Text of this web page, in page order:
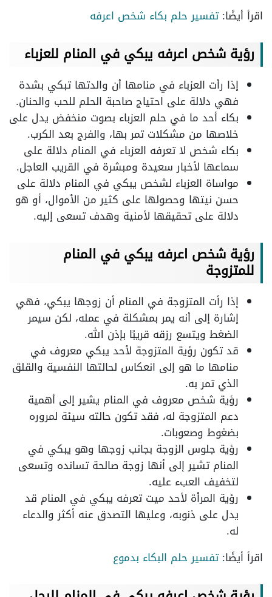
اقرأ أيضًا:تفسير حلم بكاء شخص اعرفه
رؤية شخص اعرفه يبكي في المنام للعزباء
إذا رأت العزباء في منامها أن والدتها تبكي بشدة
فهي دلالة على احتياج صاحبة الحلم للحب والحنان.
بكاء أحد ما في حلم العزباء بصوت منخفض يدل على
خلاصها من مشكلات تمر بها، والفرج بعد الكرب.
بكاء شخص لا تعرفه العزباء في المنام دلالة على
سماعها لأخبار سعيدة ومبشرة في القريب العاجل.
مواساة العزباء لشخص يبكي في المنام دلالة على
حسن نيتها وحصولها على كثير من الأموال، أو هو
دلالة على تحقيقها لأمنية وهدف تسعى إليه.
رؤية شخص اعرفه يبكي في المنام
للمتزوجة
إذا رأت المتزوجة في المنام أن زوجها يبكي، فهي
إشارة إلى أنه يمر بمشكلة في عمله، لكن سيمر
الضغط ويتسع رزقه قريبًا بإذن الله.
قد تكون رؤية المتزوجة لأحد يبكي معروف في
منامها ما هو إلى انعكاس لحالتها النفسية والقلق
الذي تمر به.
رؤية شخص معروف في المنام يشير إلى أهمية
دعم المتزوجة له، فقد تكون حالته سيئة لمروره
بضغوط وصعوبات.
رؤية جلوس الزوجة بجانب زوجها وهو يبكي في
المنام تشير إلى أنها زوجة صالحة تسانده وتسعى
لتخفيف العبء عليه.
رؤية المرأة لأحد ميت تعرفه يبكي في المنام قد
يدل على ذنوبه، وعليها التصدق عنه أكثر والدعاء
له.
اقرأ أيضًا:تفسير حلم البكاء بدموع